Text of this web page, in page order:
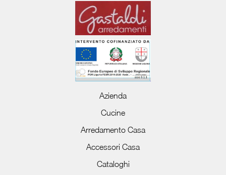
Azienda
Cucine
Arredamento Casa
Accessori Casa
Cataloghi